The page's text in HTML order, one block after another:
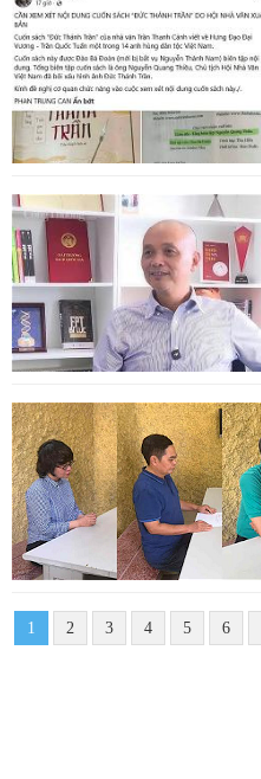
1 2 3 4 5 6